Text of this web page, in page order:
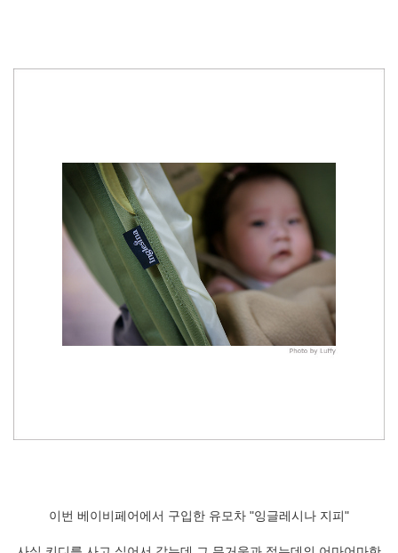
이번 베이비페어에서 구입한 유모차 "잉글레시나 지피"